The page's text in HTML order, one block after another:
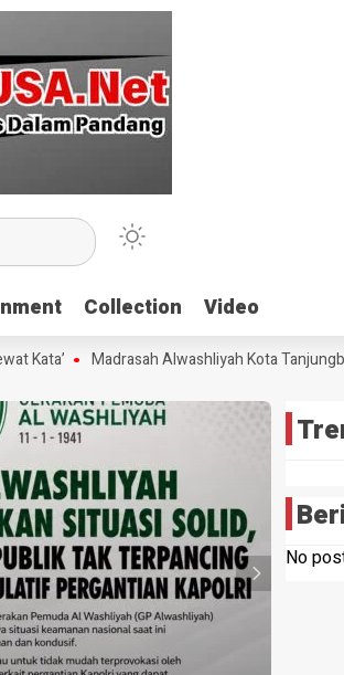
Collection Video
Collection Video
Madrasah Alwashliyah Kota Tanjungbalai
No